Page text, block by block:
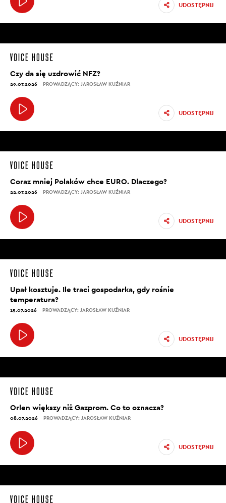
UDOSTĘPNIJ
Czy da się uzdrowić NFZ?
29.07.2026 PROWADZĄCY: JAROSŁAW KUŹNIAR
UDOSTĘPNIJ
Coraz mniej Polaków chce EURO. Dlaczego?
22.07.2026 PROWADZĄCY: JAROSŁAW KUŹNIAR
UDOSTĘPNIJ
Upał kosztuje. Ile traci gospodarka, gdy rośnie
temperatura?
15.07.2026 PROWADZĄCY: JAROSŁAW KUŹNIAR
UDOSTĘPNIJ
Orlen większy niż Gazprom. Co to oznacza?
08.07.2026 PROWADZĄCY: JAROSŁAW KUŹNIAR
UDOSTĘPNIJ